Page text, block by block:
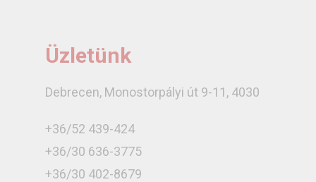
Üzletünk
Debrecen, Monostorpályi út 9-11, 4030
+36/52 439-424
+36/30 636-3775
+36/30 402-8679